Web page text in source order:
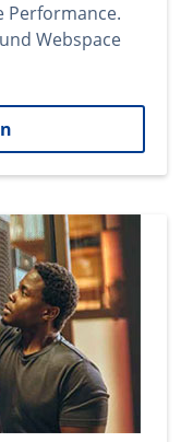
Performance.
Webspace